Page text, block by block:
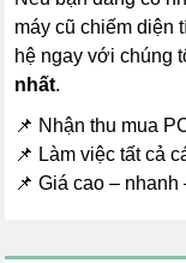
máy cũ chiếm diện
hệ ngay với chúng
nhất.
📌 Nhận thu mua
📌 Làm việc tất cả
📌 Giá cao – nhanh